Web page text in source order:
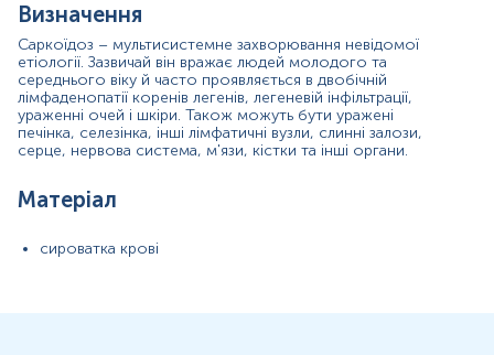
Примітка!
Визначення
Саркоїдоз – мультисистемне захворювання невідомої
етіології. Зазвичай він вражає людей молодого та
середнього віку й часто проявляється в двобічній
лімфаденопатії коренів легенів, легеневій інфільтрації,
ураженні очей і шкіри. Також можуть бути уражені
печінка, селезінка, інші лімфатичні вузли, слинні залози,
серце, нервова система, м'язи, кістки та інші органи.
Матеріал
сироватка крові